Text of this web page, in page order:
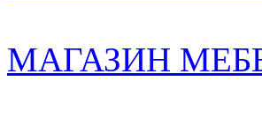
МАГАЗИН